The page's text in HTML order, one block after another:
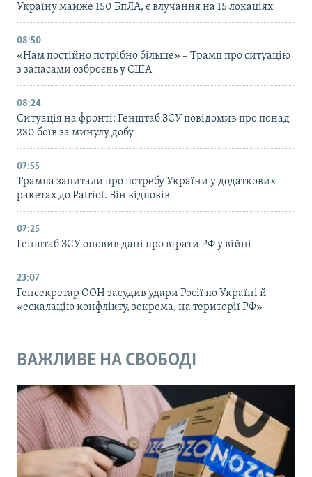
Україну майже 150 БпЛА, є влучання на 15 локаціях
08:50
«Нам постійно потрібно більше» – Трамп про ситуацію
з запасами озброєнь у США
08:24
Ситуація на фронті: Генштаб ЗСУ повідомив про понад
230 боїв за минулу добу
07:55
Трампа запитали про потребу України у додаткових
ракетах до Patriot. Він відповів
07:25
Генштаб ЗСУ оновив дані про втрати РФ у війні
23:07
Генсекретар ООН засудив удари Росії по Україні й
«ескалацію конфлікту, зокрема, на території РФ»
ВАЖЛИВЕ НА СВОБОДІ